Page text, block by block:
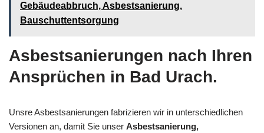
Gebäudeabbruch, Asbestsanierung,
Bauschuttentsorgung
Asbestsanierungen nach Ihren
Ansprüchen in Bad Urach.
Unsre Asbestsanierungen fabrizieren wir in unterschiedlichen
Versionen an, damit Sie unser Asbestsanierung,